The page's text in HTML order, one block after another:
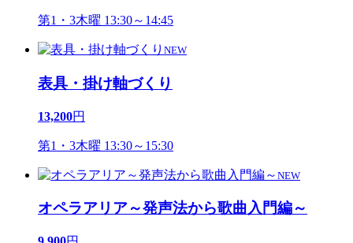
第1・3木曜 13:30～14:45
NEW
表具・掛け軸づくり
13,200円
第1・3木曜 13:30～15:30
NEW
オペラアリア～発声法から歌曲入門編～